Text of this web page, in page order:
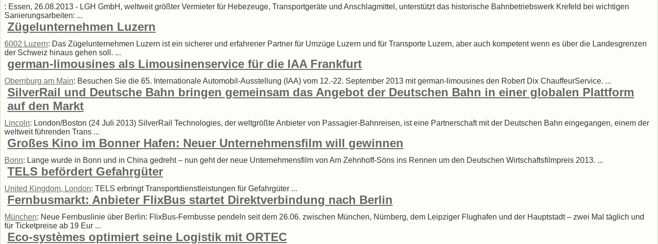
: Essen, 26.08.2013 - LGH GmbH, weltweit größter Vermieter für Hebezeuge, Transportgeräte und Anschlagmittel, unterstützt das historische Bahnbetriebswerk Krefeld bei wichtigen
Sanierungsarbeiten: ...
Zügelunternehmen Luzern
6002 Luzern: Das Zügelunternehmen Luzern ist ein sicherer und erfahrener Partner für Umzüge Luzern und für Transporte Luzern, aber auch kompetent wenn es über die Landesgrenzen
der Schweiz hinaus gehen soll. ...
german-limousines als Limousinenservice für die IAA Frankfurt
Obernburg am Main: Besuchen Sie die 65. Internationale Automobil-Ausstellung (IAA) vom 12.-22. September 2013 mit german-limousines den Robert Dix ChauffeurService. ...
SilverRail und Deutsche Bahn bringen gemeinsam das Angebot der Deutschen Bahn in einer globalen Plattform
auf den Markt
Lincoln: London/Boston (24 Juli 2013) SilverRail Technologies, der weltgrößte Anbieter von Passagier-Bahnreisen, ist eine Partnerschaft mit der Deutschen Bahn eingegangen, einem der
weltweit führenden Trans ...
Großes Kino im Bonner Hafen: Neuer Unternehmensfilm will gewinnen
Bonn: Lange wurde in Bonn und in China gedreht – nun geht der neue Unternehmensfilm von Am Zehnhoff-Söns ins Rennen um den Deutschen Wirtschaftsfilmpreis 2013. ...
TELS befördert Gefahrgüter
United Kingdom, London: TELS erbringt Transportdienstleistungen für Gefahrgüter ...
Fernbusmarkt: Anbieter FlixBus startet Direktverbindung nach Berlin
München: Neue Fernbuslinie über Berlin: FlixBus-Fernbusse pendeln seit dem 26.06. zwischen München, Nürnberg, dem Leipziger Flughafen und der Hauptstadt – zwei Mal täglich und
für Ticketpreise ab 19 Eur ...
Eco-systèmes optimiert seine Logistik mit ORTEC